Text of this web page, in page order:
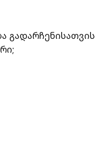
გადარჩენისათვის